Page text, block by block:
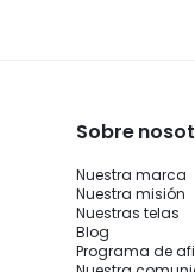
Sobre
Nuestra marca
Nuestra misión
Nuestras telas
Blog
Programa de